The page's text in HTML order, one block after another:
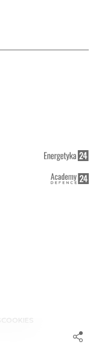
COOKIES